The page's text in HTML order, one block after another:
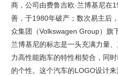
商，公司由费鲁吉欧·兰博基尼在
善，于1980年破产；数次易主后
众集团（Volkswagen Group）旗
兰博基尼的标志是一头充满力量
力高性能跑车的特性相契合，同
的个性。这个汽车的LOGO设计